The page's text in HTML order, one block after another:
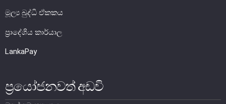
බැංකු නො වන මූල්‍ය හා කල්බදු අංශය
ක්ෂුද්‍රමූල්‍ය අංශය
බලපත්‍රලාභී මුදල් තැරැව්කරුවන්
තිරසාර මූල්‍ය
නිරාකරණය
මූල්‍ය බුද්ධි ඒකකය
ප්‍රාදේශිය කාර්යාල
LankaPay
ප්‍රයෝජනවත් අඩවි